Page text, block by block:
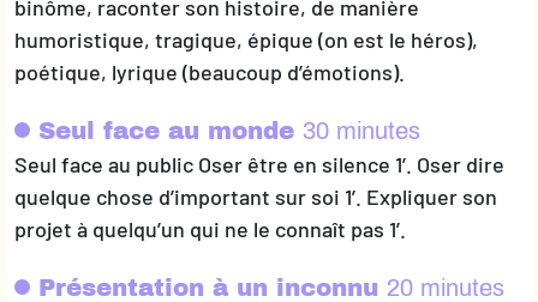
binôme, raconter son histoire, de manière
humoristique, tragique, épique (on est le héros),
poétique, lyrique (beaucoup d’émotions).
Seul face au monde 30 minutes
Seul face au public Oser être en silence 1’. Oser dire
quelque chose d’important sur soi 1’. Expliquer son
projet à quelqu’un qui ne le connaît pas 1’.
Présentation à un inconnu 20 minutes